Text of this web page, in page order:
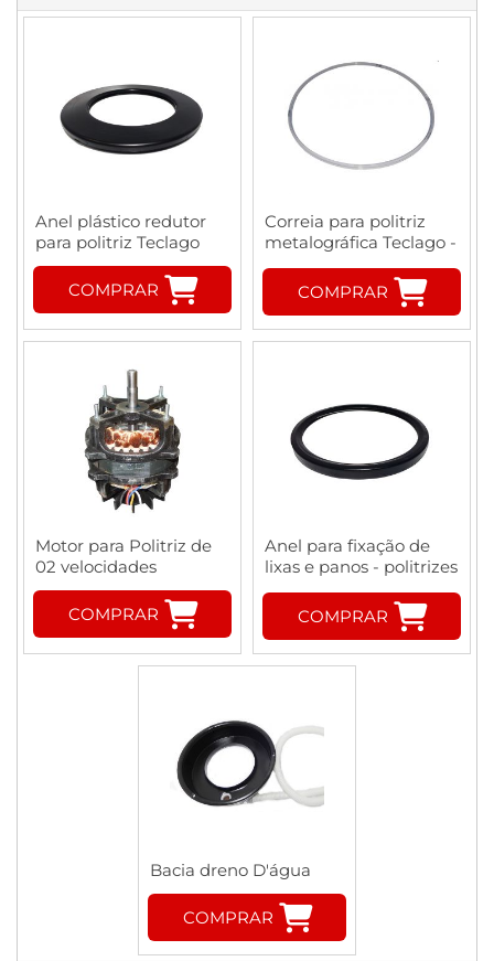
Anel plástico redutor
para politriz Teclago
COMPRAR
Correia para politriz
metalográfica Teclago -
Perfil "V"
COMPRAR
Motor para Politriz de
02 velocidades
COMPRAR
Anel para fixação de
lixas e panos - politrizes
marca TECLAGO
COMPRAR
Bacia dreno D'água
COMPRAR